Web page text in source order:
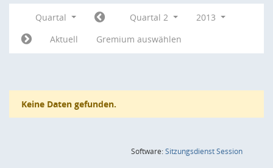
Quartal Quartal 2
2013
Aktuell
Gremium auswählen
Keine Daten gefunden.
Software:SitzungsdienstSession(Wird in